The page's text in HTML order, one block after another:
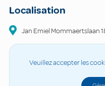
Localisation
Jan Emiel Mommaertslaan
Veuillez accepter les